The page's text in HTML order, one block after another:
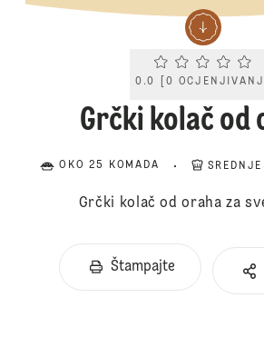
Current
0.0 [0
Grčki kolač od
OKO 25 KOMADA SREDNJE
Grčki kolač od oraha za
Štampajte